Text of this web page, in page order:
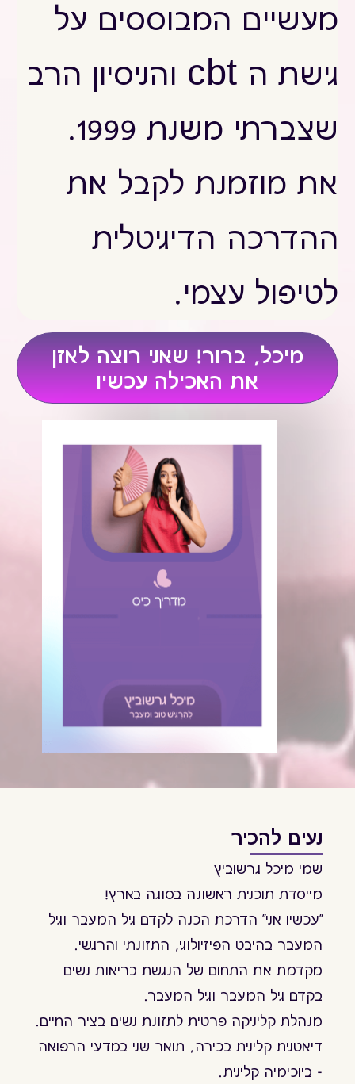
מעשיים המבוססים על
גישת ה cbt והניסיון הרב
שצברתי משנת 1999.
את מוזמנת לקבל את
ההדרכה הדיגיטלית
לטיפול עצמי.
מיכל, ברור! שאני רוצה לאזן
את האכילה עכשיו
נעים להכיר
שמי מיכל גרשוביץ
מייסדת תוכנית ראשונה בסוגה בארץ!
"עכשיו אני" הדרכת הכנה לקדם גיל המעבר וגיל
המעבר בהיבט הפיזיולוגי, התזונתי והרגשי.
מקדמת את התחום של הנגשת בריאות נשים
בקדם גיל המעבר וגיל המעבר.
מנהלת קליניקה פרטית לתזונת נשים בציר החיים.
דיאטנית קלינית בכירה, תואר שני במדעי הרפואה
- ביוכימיה קלינית.